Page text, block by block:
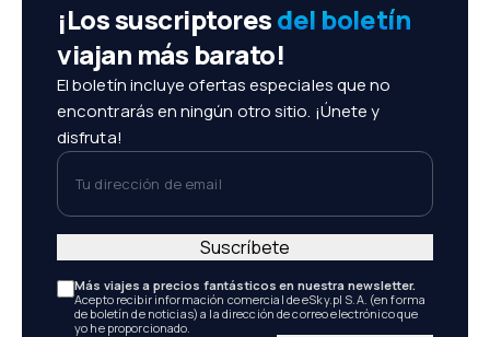
¡Los suscriptoresdel boletín
viajan más barato!
El boletín incluye ofertas especiales que no
encontrarás en ningún otro sitio. ¡Únete y
disfruta!
Tu dirección de email
Más viajes a precios fantásticos en nuestra newsletter.
Acepto recibir información comercial de eSky.pl S.A. (en forma
de boletín de noticias) a la dirección de correo electrónico que
yo he proporcionado.
Suscríbete